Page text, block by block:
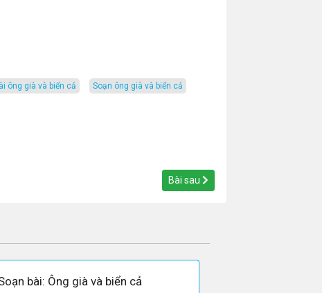
ông già và biển cả soạn ông già và biển cả
Bài sau
bài: Ông già và biển cả